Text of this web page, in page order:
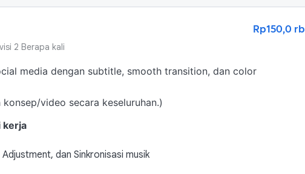
Rp150,0 rb
2 Berapa kali
media dengan subtitle, smooth transition, dan color
video secara keseluruhan.)
kerja
dan Sinkronisasi musik